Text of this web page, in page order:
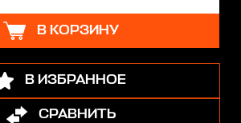
В КОРЗИНУ
В ИЗБРАННОЕ
СРАВНИТЬ